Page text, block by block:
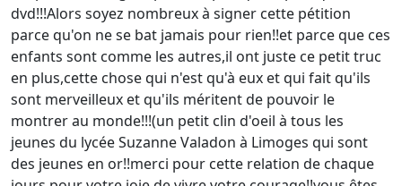
dvd!!!Alors soyez nombreux à signer cette pétition
parce qu'on ne se bat jamais pour rien!!et parce que ces
enfants sont comme les autres,il ont juste ce petit truc
en plus,cette chose qui n'est qu'à eux et qui fait qu'ils
sont merveilleux et qu'ils méritent de pouvoir le
montrer au monde!!!(un petit clin d'oeil à tous les
jeunes du lycée Suzanne Valadon à Limoges qui sont
des jeunes en or!!merci pour cette relation de chaque